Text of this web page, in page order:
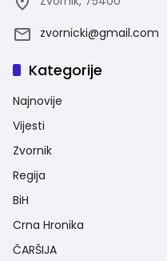
zvornicki@gmail.com
Kategorije
Najnovije
Vijesti
Zvornik
Regija
BiH
Crna Hronika
ČARŠIJA